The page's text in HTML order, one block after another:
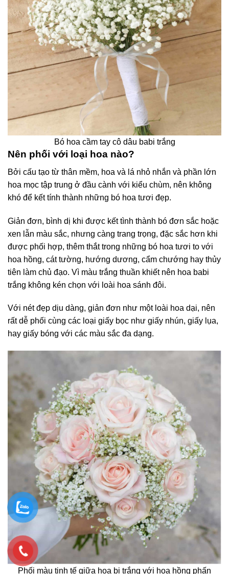
Bó hoa cầm tay cô dâu babi trắng
Nên phối với loại hoa nào?
Bởi cấu tạo từ thân mềm, hoa và lá nhỏ nhắn và phần lớn
hoa mọc tập trung ở đầu cành với kiểu chùm, nên không
khó để kết tính thành những bó hoa tươi đẹp.
Giản đơn, bình dị khi được kết tình thành bó đơn sắc hoặc
xen lẫn màu sắc, nhưng càng trang trọng, đặc sắc hơn khi
được phối hợp, thêm thắt trong những bó hoa tươi to với
hoa hồng, cát tường, hướng dương, cẩm chướng hay thủy
tiên làm chủ đạo. Vì màu trắng thuần khiết nên hoa babi
trắng không kén chọn với loài hoa sánh đôi.
Với nét đẹp dịu dàng, giản đơn như một loài hoa dại, nên
rất dễ phối cùng các loại giấy bọc như giấy nhún, giấy lụa,
hay giấy bóng với các màu sắc đa dạng.
Phối màu tinh tế giữa hoa bi trắng với hoa hồng phấn